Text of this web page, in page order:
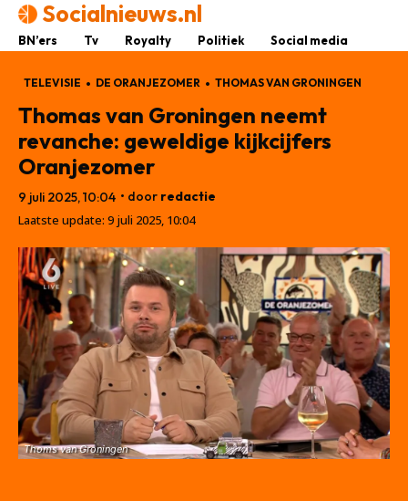
Socialnieuws.nl
BN’ers Tv Royalty Politiek Social media
TELEVISIE DE ORANJEZOMER THOMAS VAN GRONINGEN
Thomas van Groningen neemt
revanche: geweldige kijkcijfers
Oranjezomer
9 juli 2025, 10:04 • door redactie
Laatste update: 9 juli 2025, 10:04
Thoms van Groningen